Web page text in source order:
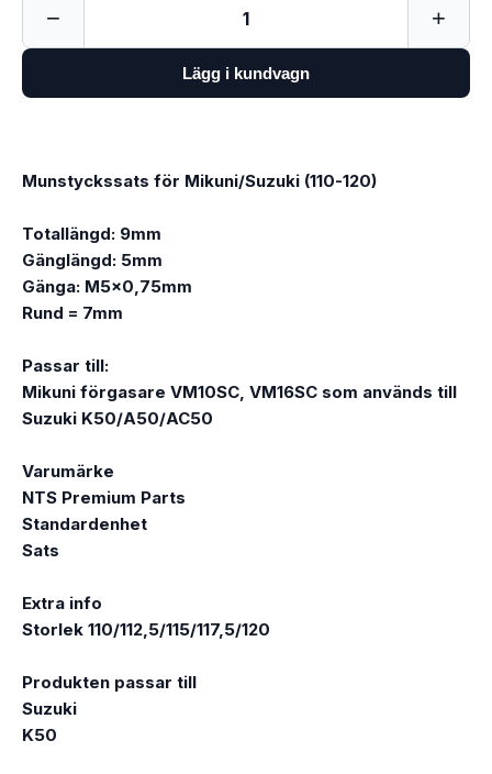
− 1 +
Lägg i kundvagn
Munstyckssats för Mikuni/Suzuki (110-120)
Totallängd: 9mm
Gänglängd: 5mm
Gänga: M5x0,75mm
Rund = 7mm
Passar till:
Mikuni förgasare VM10SC, VM16SC som används till
Suzuki K50/A50/AC50
Varumärke
NTS Premium Parts
Standardenhet
Sats
Extra info
Storlek 110/112,5/115/117,5/120
Produkten passar till
Suzuki
K50